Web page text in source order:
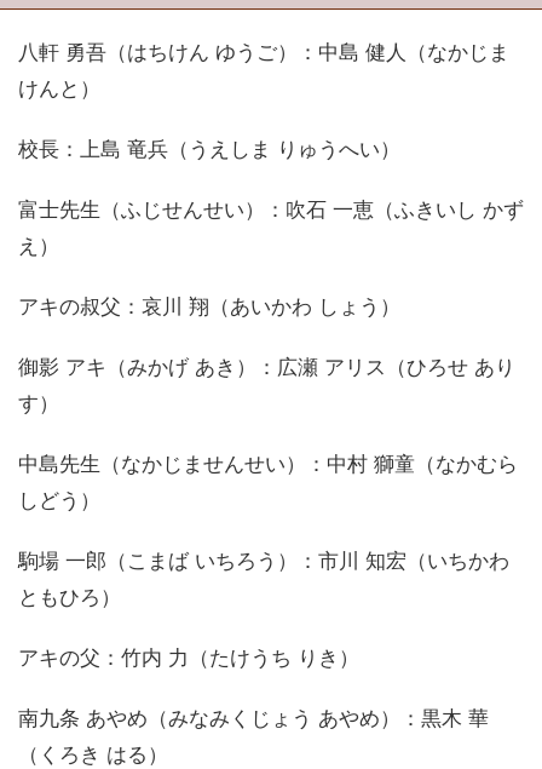
八軒 勇吾（はちけん ゆうご）：中島 健人（なかじま
けんと）
校長：上島 竜兵（うえしま りゅうへい）
富士先生（ふじせんせい）：吹石 一恵（ふきいし かず
え）
アキの叔父：哀川 翔（あいかわ しょう）
御影 アキ（みかげ あき）：広瀬 アリス（ひろせ あり
す）
中島先生（なかじませんせい）：中村 獅童（なかむら
しどう）
駒場 一郎（こまば いちろう）：市川 知宏（いちかわ
ともひろ）
アキの父：竹内 力（たけうち りき）
南九条 あやめ（みなみくじょう あやめ）：黒木 華
（くろき はる）